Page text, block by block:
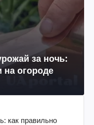
за ночь:
на огороде
как правильно